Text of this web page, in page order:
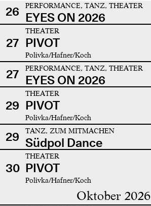
26
PERFORMANCE, TANZ, THEATER
EYES ON 2026
27
THEATER
PIVOT
Polivka/Hafner/Koch
27 PERFORMANCE, TANZ, THEATER
EYES ON 2026
29
THEATER
PIVOT
Polivka/Hafner/Koch
29 TANZ, ZUM MITMACHEN
Südpol Dance
30
THEATER
PIVOT
Polivka/Hafner/Koch
Oktober 2026